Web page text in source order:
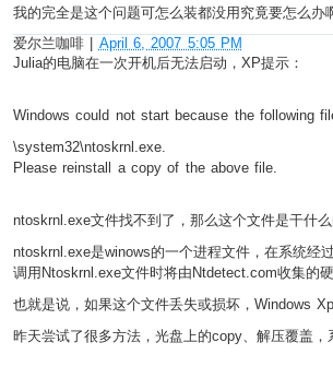
我的完全是这个问题可怎么装都没用究竟要怎么办
爱尔兰咖啡 | April 6, 2007 5:05 PM
Julia的电脑在一次开机后无法启动，XP提示：
Windows could not start because the following
\system32\ntoskrnl.exe.
Please reinstall a copy of the above file.
ntoskrnl.exe文件找不到了，那么这个文件是干什
ntoskrnl.exe是winows的一个进程文件，在系统经
调用Ntoskrnl.exe文件时将由Ntdetect.com收集的
也就是说，如果这个文件丢失或损坏，Windows
昨天尝试了很多方法，光盘上的copy、解压覆盖，